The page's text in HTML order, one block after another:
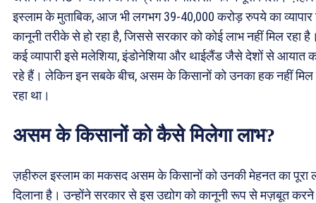
इस्लाम के मुताबिक, आज भी लगभग 39-40,000 करोड़ रुपये का व्यापार
कानूनी तरीके से हो रहा है, जिससे सरकार को कोई लाभ नहीं मिल रहा
कई व्यापारी इसे मलेशिया, इंडोनेशिया और थाईलैंड जैसे देशों से आयात
रहे हैं। लेकिन इन सबके बीच, असम के किसानों को उनका हक नहीं मिल
रहा था।
असम के किसानों को कैसे मिलेगा लाभ?
ज़हीरुल इस्लाम का मकसद असम के किसानों को उनकी मेहनत का पूरा
दिलाना है। उन्होंने सरकार से इस उद्योग को कानूनी रूप से मज़बूत